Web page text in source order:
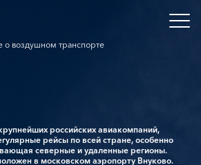
о воздушном транспорте
российских авиакомпаний,
рейсы по всей стране, особенно
северные и удаленные регионы.
в московском аэропорту Внуково.